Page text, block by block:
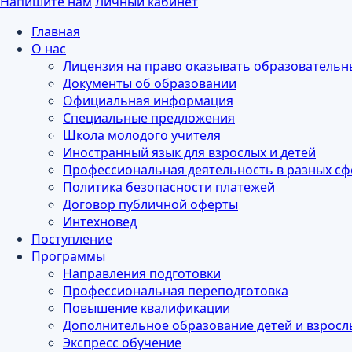
Главная
О нас
Лицензия на право оказывать
Документы об образовании
Официальная информация
Специальные предложения
Школа молодого учителя
Иностранный язык для взрослых и детей
Профессиональная деятельность в разных
Политика безопасности платежей
Договор публичной оферты
Интехновед
Поступление
Программы
Направления подготовки
Профессиональная переподготовка
Повышение квалификации
Дополнительное образование детей и
Экспресс обучение